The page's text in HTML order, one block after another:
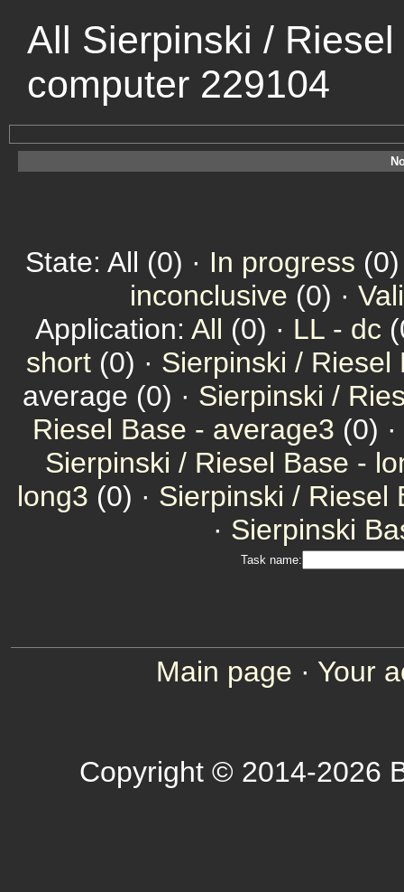
All Sierpinski /
computer 229104
State: All (0) · In progress
inconclusive (0) ·
Application: All (0) · LL - dc
short (0) · Sierpinski / Riesel
average (0) · Sierpinski /
Riesel Base - average3 (0) ·
Sierpinski / Riesel Base -
long3 (0) · Sierpinski / Riesel
· Sierpinski
Task name:
Main page · Your
Copyright © 2014-2026